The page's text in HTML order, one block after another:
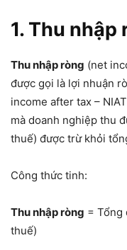
1. Thu nhập
Thu nhập ròng (net
được gọi là lợi nhuận
income after tax –
mà doanh nghiệp thu
thuế) được trừ khỏi
Công thức tinh:
Thu nhập ròng = Tổng
thuế)